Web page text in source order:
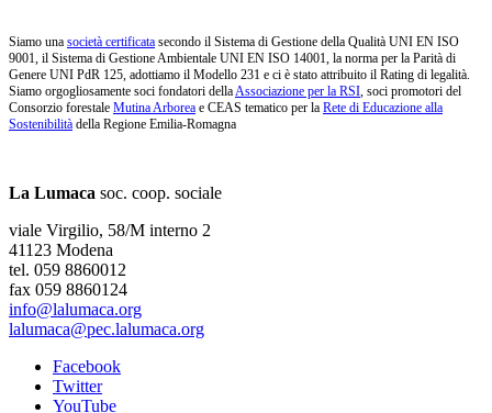
Siamo una società certificata secondo il Sistema di Gestione della Qualità UNI EN ISO
9001, il Sistema di Gestione Ambientale UNI EN ISO 14001, la norma per la Parità di
Genere UNI PdR 125, adottiamo il Modello 231 e ci è stato attribuito il Rating di legalità.
Siamo orgogliosamente soci fondatori dellaAssociazione per la RSI, soci promotori del
Consorzio forestale Mutina Arborea e CEAS tematico per la Rete di Educazione alla
Sostenibilità della Regione Emilia-Romagna
La Lumaca soc. coop. sociale
viale Virgilio, 58/M interno 2
41123 Modena
tel. 059 8860012
fax 059 8860124
info@lalumaca.org
lalumaca@pec.lalumaca.org
Facebook
Twitter
YouTube